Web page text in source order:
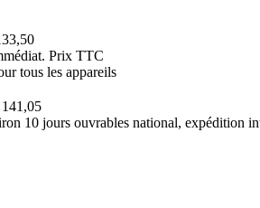
Prix TTC
tous les appareils
10 jours ouvrables national, expédition